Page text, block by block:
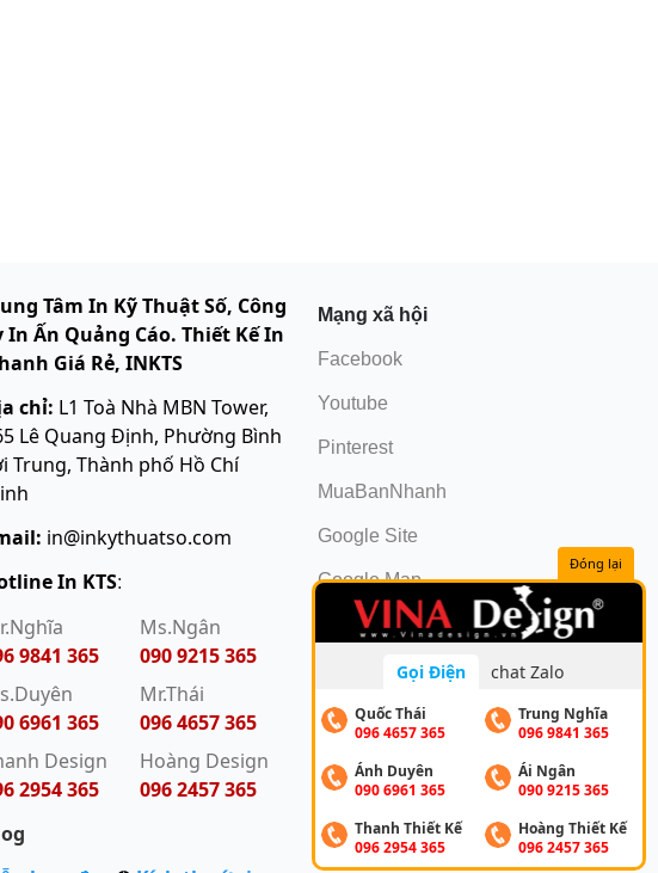
Tâm In Kỹ Thuật Số, Công
In Ấn Quảng Cáo. Thiết Kế In
Giá Rẻ, INKTS
chỉ: L1 Toà Nhà MBN Tower,
Lê Quang Định, Phường Bình
Trung, Thành phố Hồ Chí
in@inkythuatso.com
In KTS:
9841 365
Ms.Ngân
090 9215 365
6961 365
Mr.Thái
096 4657 365
Design
2954 365
Hoàng Design
096 2457 365
Mạng xã hội
Facebook
Youtube
Pinterest
MuaBanNhanh
Google Site
Google Map
Đóng lại
Gọi Điện chat Zalo
Quốc Thái
096 4657 365
Trung Nghĩa
096 9841 365
Ánh Duyên
090 6961 365
Ái Ngân
090 9215 365
Thanh Thiết Kế
096 2954 365
Hoàng Thiết Kế
096 2457 365